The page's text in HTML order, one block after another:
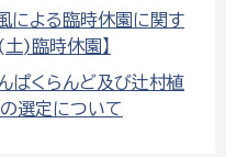
による臨時休園に関す
)臨時休園】
ぱくらんど及び辻村植
選定について